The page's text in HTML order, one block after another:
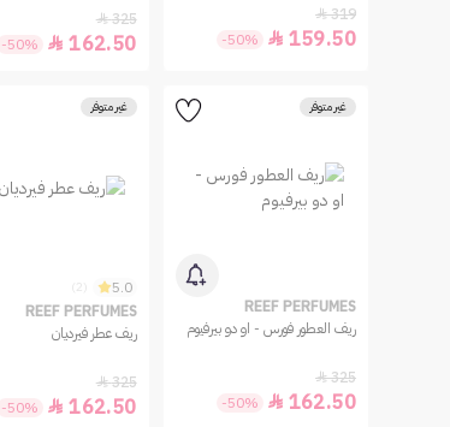
319

159.50

-50%
325

162.50

-50%
غير متوفر
REEF PERFUMES
ريف العطور فورس - او دو بيرفيوم
325

162.50

-50%
غير متوفر
5.0
REEF PERFUMES
ريف عطر فيرديان
325

162.50

-50%